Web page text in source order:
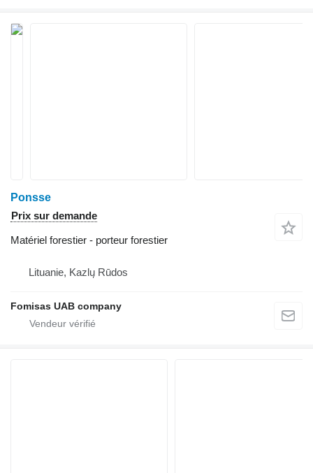
Ponsse
Prix sur demande
Matériel forestier - porteur forestier
Lituanie, Kazlų Rūdos
Fomisas UAB company